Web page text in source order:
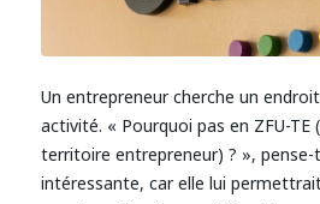
Un entrepreneur cherche un
activité. « Pourquoi pas en ZFU-TE
territoire entrepreneur) ? »,
intéressante, car elle lui